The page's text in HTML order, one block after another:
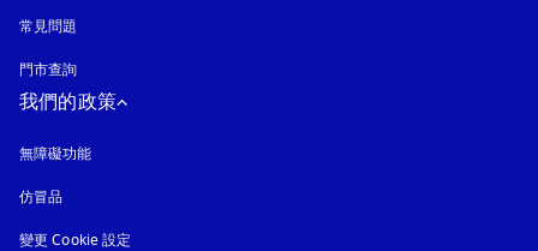
常見問題
門市查詢
我們的政策
無障礙功能
仿冒品
變更 Cookie 設定